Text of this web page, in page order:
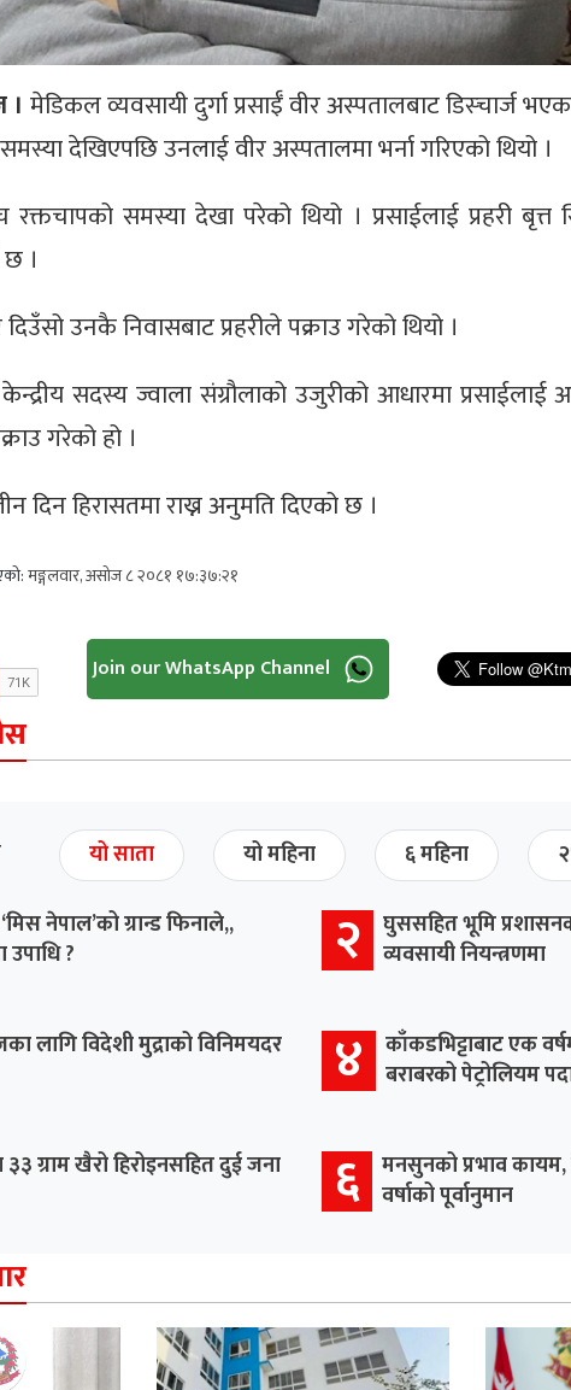
। मेडिकल व्यवसायी दुर्गा प्रसाईँ वीर अस्पतालबाट डिस्चार्ज
देखिएपछि उनलाई वीर अस्पतालमा भर्ना गरिएको थियो ।
रक्तचापको समस्या देखा परेको थियो । प्रसाईलाई प्रहरी बृत्त
।
उनकै निवासबाट प्रहरीले पक्राउ गरेको थियो ।
केन्द्रीय सदस्य ज्वाला संग्रौलाको उजुरीको आधारमा
गरेको हो ।
दिन हिरासतमा राख्न अनुमति दिएको छ ।
मङ्गलवार, असोज ८ २०८१ १७:३७:२१
Join our WhatsApp Channel
यो साता यो महिना ६ महिना
नेपाल’को ग्रान्ड फिनाले,,
?
२
घुससहित भूमि
व्यवसायी नियन्त्रणमा
लागि विदेशी मुद्राको विनिमयदर ४
काँकडभिट्टाबाट एक
बराबरको पेट्रोलियम
ग्राम खैरो हिरोइनसहित दुई जना
६ मनसुनको प्रभाव कायम,
वर्षाको पूर्वानुमान